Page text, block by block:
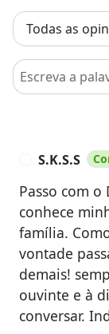
Pesquisar em
S.K.S.S
Passo com
conhece
família.
vontade
demais!
ouvinte e à
conversar.